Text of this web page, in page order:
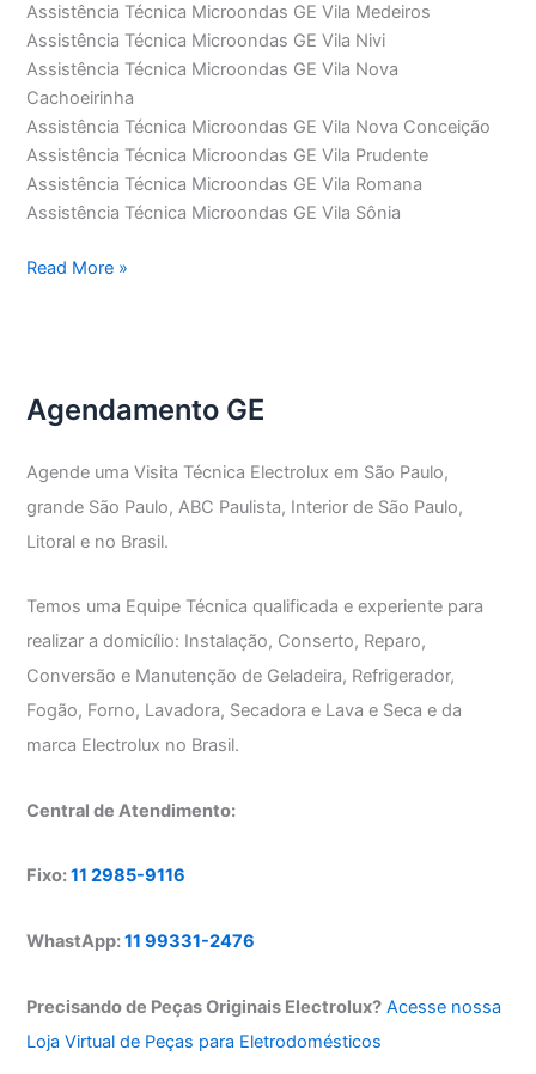
Assistência Técnica Microondas GE Vila Medeiros
Assistência Técnica Microondas GE Vila Nivi
Assistência Técnica Microondas GE Vila Nova
Cachoeirinha
Assistência Técnica Microondas GE Vila Nova Conceição
Assistência Técnica Microondas GE Vila Prudente
Assistência Técnica Microondas GE Vila Romana
Assistência Técnica Microondas GE Vila Sônia
Assistência
Read More »
Agendamento GE
Agende uma Visita Técnica Electrolux em São Paulo,
grande São Paulo, ABC Paulista, Interior de São Paulo,
Litoral e no Brasil.
Temos uma Equipe Técnica qualificada e experiente para
realizar a domicílio: Instalação, Conserto, Reparo,
Conversão e Manutenção de Geladeira, Refrigerador,
Fogão, Forno, Lavadora, Secadora e Lava e Seca e da
marca Electrolux no Brasil.
Central de Atendimento:
Fixo:11 2985-9116
WhastApp:11 99331-2476
Precisando de Peças Originais Electrolux? Acesse nossa
Loja Virtual de Peças para Eletrodomésticos